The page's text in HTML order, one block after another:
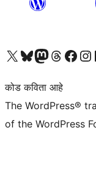
आमच्या X (एक्स) (पूर्वीचे ट्विटर) खात्याला भेट द्या आमच्या ब्लूस्की खात्याला भेट द्या.आमच्या Mastodon खात्याला भेट द्या.आमच्या थ्रेड्स खात्याला भेट द्या. आमच्या फेसबुक पेजला भेट द्या आमच्या इंस्टाग्राम खात्याला भेट द्या
कोड कविता आहे
The WordPress®
of the WordPress